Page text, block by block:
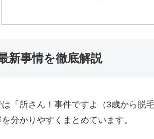
新事情を徹底解説
「所さん！事件ですよ（3歳から脱
分かりやすくまとめています。